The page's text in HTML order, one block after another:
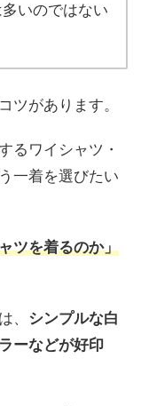
いのではない
ツがあります。
るワイシャツ・
一着を選びたい
ツを着るのか」
、 シンプルな白
ーなどが好印